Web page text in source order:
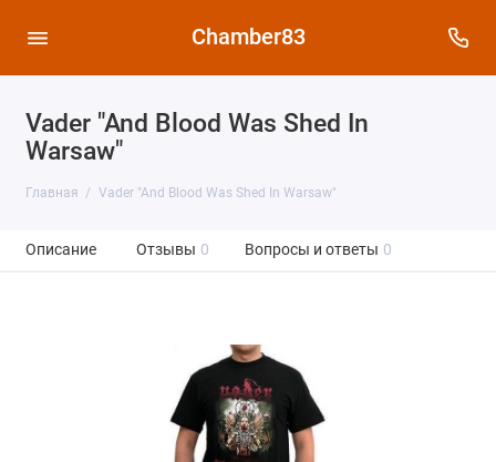
Chamber83
Vader "And Blood Was Shed In
Warsaw"
Главная Vader "And Blood Was Shed In Warsaw"
Описание Отзывы 0 Вопросы и ответы 0